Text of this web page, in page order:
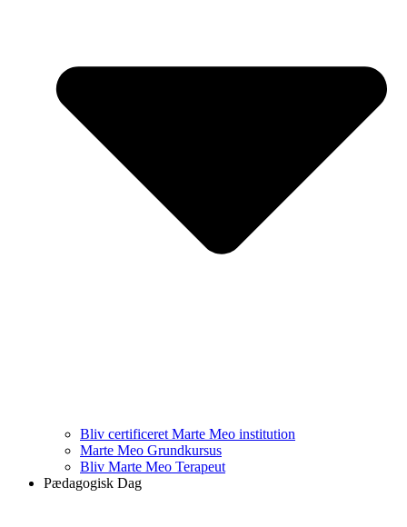
Bliv certificeret Marte Meo institution
Marte Meo Grundkursus
Bliv Marte Meo Terapeut
Pædagogisk Dag